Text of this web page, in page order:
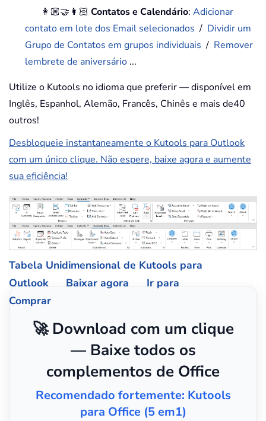
👩🏼‍🤝‍👩🏻Contatos e Calendário:Adicionar
contato em lote dos Email selecionados / Dividir um
Grupo de Contatos em grupos individuais / Remover
lembrete de aniversário ...
Utilize o Kutools no idioma que preferir — disponível em
Inglês, Espanhol, Alemão, Francês, Chinês e mais de40
outros!
Desbloqueie instantaneamente o Kutools para Outlook
com um único clique. Não espere, baixe agora e aumente
sua eficiência!
Tabela Unidimensional de Kutools para
Outlook
Baixar agora
Ir para
Comprar
🚀 Download com um clique
— Baixe todos os
complementos de Office
Recomendado fortemente: Kutools
para Office (5 em1)